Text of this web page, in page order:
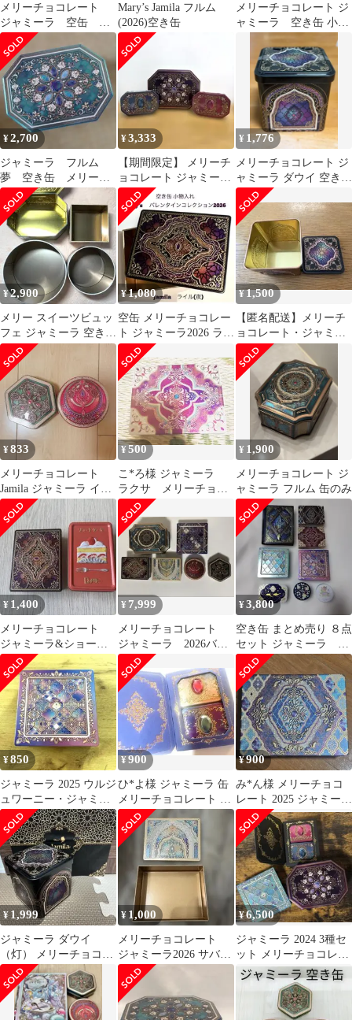
メリーチョコレート
ジャミーラ 空缶 イ
シュク 情熱 緑
Mary’s Jamila フルム
(2026)空き缶
メリーチョコレート ジ
ャミーラ 空き缶 小物
¥2,700
ジャミーラ フルム
夢 空き缶 メリーチ
ョコレート 2025
¥3,333
【期間限定】 メリーチ
ョコレート ジャミーラ
フルム バーブへセル 夢
魔法の扉
¥ 1,776
メリーチョコレート ジ
ャミーラ ダウイ 空き缶
2026
¥ 2,900
メリー スイーツビュッ
フェ ジャミーラ 空き缶
4個セット
¥1,080
空缶 メリーチョコレー
ト ジャミーラ2026 ライ
ル(夜) 空き缶 小物入れ
¥1,500
【匿名配送】メリーチ
ョコレート・ジャミー
ラ・ダウイ【空き缶】
¥833
メリーチョコレート
Jamila ジャミーラ イシ
ュク 空き缶セット
¥500
こ*ろ様 ジャミーラ
ラクサ メリーチョコ
レート 2025年チョコ
レート缶 缶の
¥ 1,900
メリーチョコレート ジ
ャミーラ フルム 缶のみ
¥ 1,400
メリーチョコレート
ジャミーラ&ショート
ケーキ空き缶
¥ 7,999
メリーチョコレート
ジャミーラ 2026バレ
ンタイン 缶のみ
¥3,800
空き缶 まとめ売り ８点
セット ジャミーラ ニ
ジカ ハナトラビュリ
ント
¥850
ジャミーラ 2025 ウルジ
ュワーニー・ジャミー
ル
¥900
ひ*よ様 ジャミーラ 缶
メリーチョコレート 空
き缶 バーブへセル
2025
¥900
み*ん様 メリーチョコ
レート 2025 ジャミー
ラ バブル
¥ 1,999
ジャミーラ ダウイ
（灯） メリーチョコレ
ート バレンタイン 2026
袋付缶のみ
¥ 1,000
メリーチョコレート
ジャミーラ2026 サバー
ブ 缶のみ
¥6,500
ジャミーラ 2024 3種セ
ット メリーチョコレー
ト 空き缶 アズラクジャ
ミール